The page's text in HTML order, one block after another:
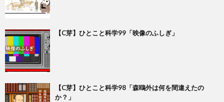
【C芽】ひとこと科学99「映像のふしぎ」
【C芽】ひとこと科学98「森鴎外は何を間違えたの
か？」